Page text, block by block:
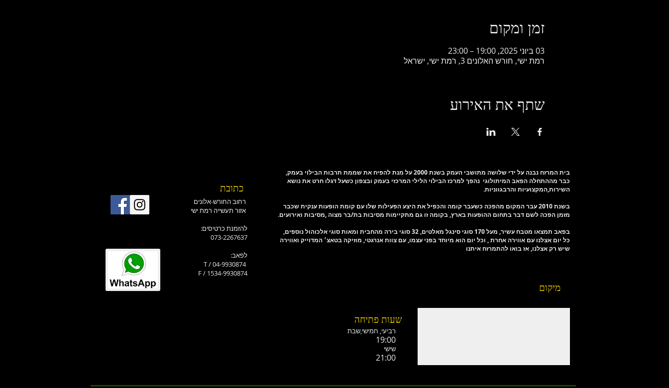
זמן ומקום
03 ביוני 2025, 19:00 – 23:00
רמת ישי, חורש האלונים 3, רמת ישי, ישראל
שתף את האירוע
כתובת
:להזמנת כרטיסים
073-2267637
:לפאב
T / 04-9930874
F / 1534-9930874
בית המרזח נבנה על ידי שלושה מתושבי העמק בשנת 2000 על מנת להפיח את שממת תרבות הבילוי בעמק,
כבר מההתחלה הפאב המיתולוגי נהפך למרכז הבילוי הלילי המרכזי בעמק ובצפון כשעל דגלו חרט את נושא
השירות,המקצועיות והרבגווניות.
בשנת 2010 עבר המקום מהפכה כשעבר קומה והכפיל את היצע הפעילות שלו עם קומת הופעות ענקית שכבר
מזמן הפכה לשם דבר בתחום ההופעות בארץ, בקומה זו גם מתקיימות מסיבות בת/בר מצוה ,מסיבות ואירועים.
בפאב תמצאו מטבח עשיר, מעל 170 סוגי סינגל מאלטים, 32 סוגי בירה מהחבית ומאות סוגי אלכוהול נוספים,
כל יום אצלנו עם אווירה אחרת , וכל יום הוא מיוחד בפני עצמו, עם צוות אנרגטי, מוזיקה בטאצ׳ המדוייק ואווירה
שיש רק אצלנו, אז בואו להתמרזח איתנו
מיקום
שעות פתיחה
רביעי, חמישי,שבת
19:00
שישי
21:00